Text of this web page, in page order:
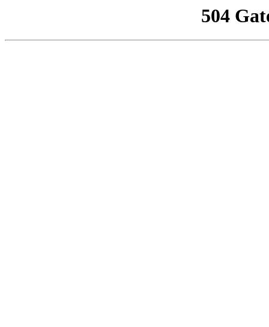
504